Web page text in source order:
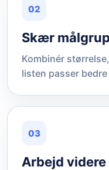
02
Skær
Kombinér
listen passer
03
Arbejd videre